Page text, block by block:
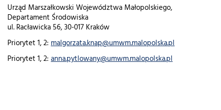
Urząd Marszałkowski Województwa Małopolskiego,
Departament Środowiska
ul. Racławicka 56, 30-017 Kraków
Priorytet 1, 2: malgorzata.knap@umwm.malopolska.pl
Priorytet 1, 2: anna.pytlowany@umwm.malopolska.pl